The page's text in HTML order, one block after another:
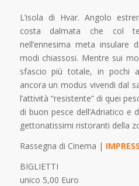
L’isola di Hvar. Angolo
costa dalmata che col
nell’ennesima meta insulare
modi chiassosi. Mentre sui
sfascio più totale, in pochi
ancora un modus vivendi dal
l’attività “resistente” di quei
di buon pesce dell’Adriatico
gettonatissimi ristoranti della
Rassegna di Cinema |
BIGLIETTI
unico 5,00 Euro